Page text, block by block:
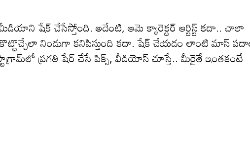
షేక్ చేసేస్తోంది. అదేంటి, ఆమె క్యారెక్టర్ ఆర్టిస్ట్ కదా.. చాలా
కొట్టొచ్చేలా నిండుగా కనిపిస్తుంది కదా. షేక్ చేయడం లాంటి మాస్
ప్రగతి షేర్ చేసే పిక్స్, వీడియోస్ చూస్తే.. మీరైతే ఇంతకంటే